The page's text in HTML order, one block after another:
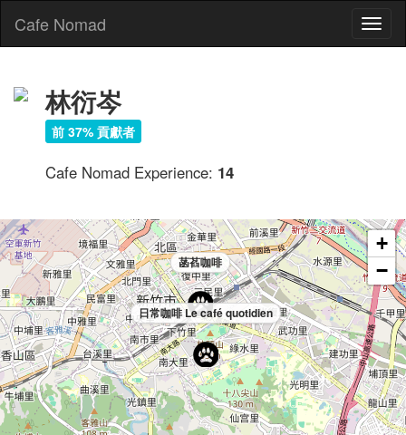
Cafe Nomad
林衍岑
前 37% 貢獻者
Cafe Nomad Experience: 14
日常咖啡 Le café quotidien
菡萏咖啡
+
−